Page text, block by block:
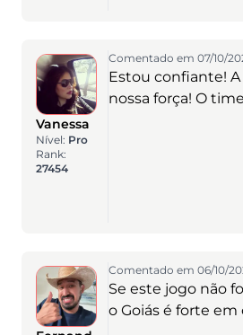
Vanessa
Nível: Pro
Rank:
27454
Comentado em 07/10/
Estou confiante!
nossa força! O
Comentado em 06/10/
Se este jogo não
o Goiás é forte em